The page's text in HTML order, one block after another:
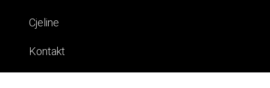
Cjeline
Kontakt